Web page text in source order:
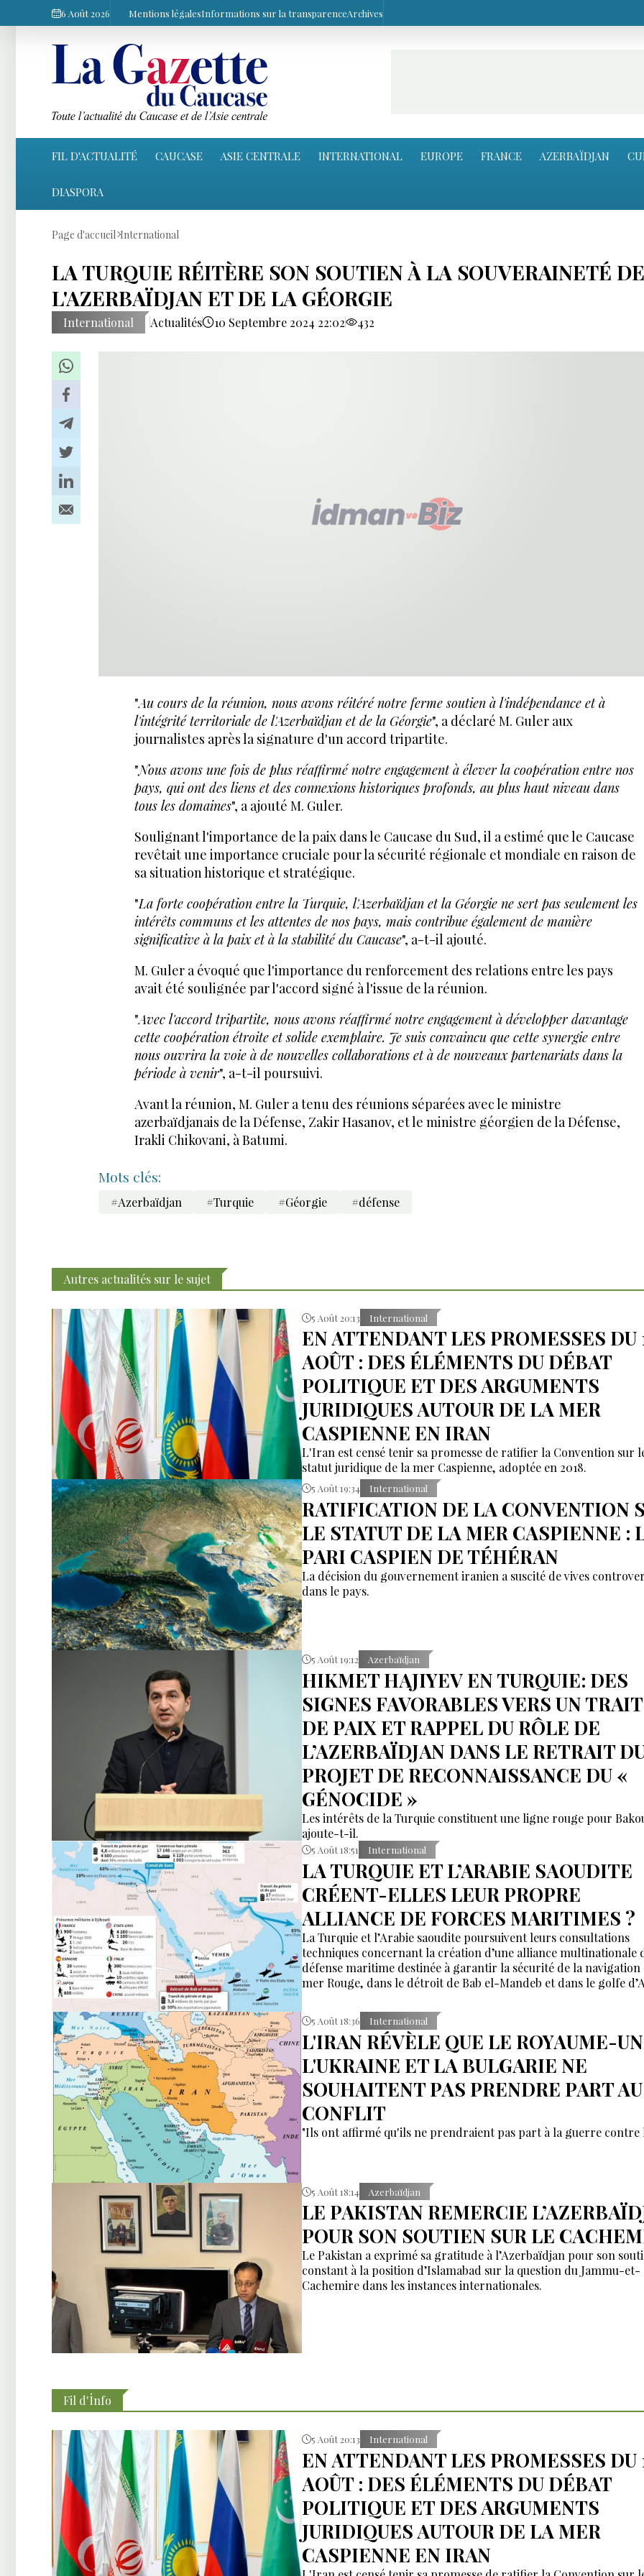
6 Août 2026 Mentions légalesInformations sur la transparenceArchives
FIL D'ACTUALITÉ CAUCASE ASIE CENTRALE INTERNATIONAL EUROPE FRANCE AZERBAÏDJAN
DIASPORA
Page d'accueil International
LA TURQUIE RÉITÈRE SON SOUTIEN À LA SOUVERAINETÉ DE
L'AZERBAÏDJAN ET DE LA GÉORGIE
International Actualités 10 Septembre 2024 22:02 432
"Au cours de la réunion, nous avons réitéré notre ferme soutien à l'indépendance et à
l'intégrité territoriale de l'Azerbaïdjan et de la Géorgie", a déclaré M. Guler aux
journalistes après la signature d'un accord tripartite.
"Nous avons une fois de plus réaffirmé notre engagement à élever la coopération entre nos
pays, qui ont des liens et des connexions historiques profonds, au plus haut niveau dans
tous les domaines", a ajouté M. Guler.
Soulignant l'importance de la paix dans le Caucase du Sud, il a estimé que le Caucase
revêtait une importance cruciale pour la sécurité régionale et mondiale en raison de
sa situation historique et stratégique.
"La forte coopération entre la Turquie, l'Azerbaïdjan et la Géorgie ne sert pas seulement les
intérêts communs et les attentes de nos pays, mais contribue également de manière
significative à la paix et à la stabilité du Caucase", a-t-il ajouté.
M. Guler a évoqué que l'importance du renforcement des relations entre les pays
avait été soulignée par l'accord signé à l'issue de la réunion.
"Avec l'accord tripartite, nous avons réaffirmé notre engagement à développer davantage
cette coopération étroite et solide exemplaire. Je suis convaincu que cette synergie entre
nous ouvrira la voie à de nouvelles collaborations et à de nouveaux partenariats dans la
période à venir", a-t-il poursuivi.
Avant la réunion, M. Guler a tenu des réunions séparées avec le ministre
azerbaïdjanais de la Défense, Zakir Hasanov, et le ministre géorgien de la Défense,
Irakli Chikovani, à Batumi.
Mots clés:
#Azerbaïdjan #Turquie #Géorgie #défense
Autres actualités sur le sujet
5 Août 20:13 International
EN ATTENDANT LES PROMESSES DU
AOÛT : DES ÉLÉMENTS DU DÉBAT
POLITIQUE ET DES ARGUMENTS
JURIDIQUES AUTOUR DE LA MER
CASPIENNE EN IRAN
L'Iran est censé tenir sa promesse de ratifier la Convention sur
statut juridique de la mer Caspienne, adoptée en 2018.
5 Août 19:34 International
RATIFICATION DE LA CONVENTION
LE STATUT DE LA MER CASPIENNE :
PARI CASPIEN DE TÉHÉRAN
La décision du gouvernement iranien a suscité de vives
dans le pays.
5 Août 19:12 Azerbaïdjan
HIKMET HAJIYEV EN TURQUIE: DES
SIGNES FAVORABLES VERS UN
DE PAIX ET RAPPEL DU RÔLE DE
L’AZERBAÏDJAN DANS LE RETRAIT
PROJET DE RECONNAISSANCE DU «
GÉNOCIDE »
Les intérêts de la Turquie constituent une ligne rouge pour
ajoute-t-il.
5 Août 18:51 International
LA TURQUIE ET L’ARABIE SAOUDITE
CRÉENT-ELLES LEUR PROPRE
ALLIANCE DE FORCES MARITIMES ?
La Turquie et l’Arabie saoudite poursuivent leurs consultations
techniques concernant la création d’une alliance multinationale
défense maritime destinée à garantir la sécurité de la navigation
mer Rouge, dans le détroit de Bab el-Mandeb et dans le golfe
5 Août 18:36 International
L'IRAN RÉVÈLE QUE LE ROYAUME-
L'UKRAINE ET LA BULGARIE NE
SOUHAITENT PAS PRENDRE PART AU
CONFLIT
"Ils ont affirmé qu'ils ne prendraient pas part à la guerre contre
5 Août 18:14 Azerbaïdjan
LE PAKISTAN REMERCIE
POUR SON SOUTIEN SUR LE
Le Pakistan a exprimé sa gratitude à l’Azerbaïdjan pour son
constant à la position d’Islamabad sur la question du Jammu-et-
Cachemire dans les instances internationales.
Fil d'İnfo
5 Août 20:13 International
EN ATTENDANT LES PROMESSES DU
AOÛT : DES ÉLÉMENTS DU DÉBAT
POLITIQUE ET DES ARGUMENTS
JURIDIQUES AUTOUR DE LA MER
CASPIENNE EN IRAN